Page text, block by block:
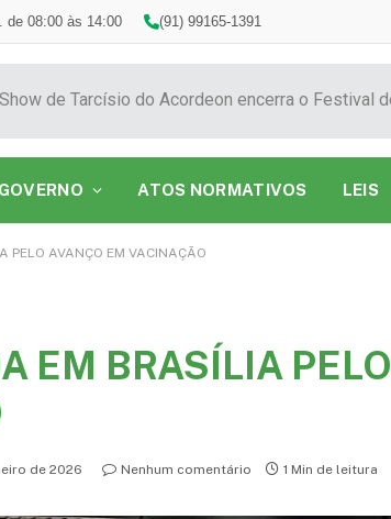
de 08:00 às 14:00 (91) 99165-1391
ATOS NORMATIVOS LEIS
PELO AVANÇO EM VACINAÇÃO
EM BRASÍLIA PELO
de 2026 Nenhum comentário 1 Min de leitura